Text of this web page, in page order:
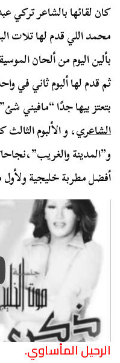
كان لقائها بالشاعر تركي
محمد اللي قدم لها تلات
بألين اليوم من ألحان
ثم قدم لها ألبوم ثاني في
بتعتز بيها جدًا “مافيني
الشاعري، و الألبوم
و”المدينة
أفضل مطربة خليجية ولأول
الرحيل المأساوي.